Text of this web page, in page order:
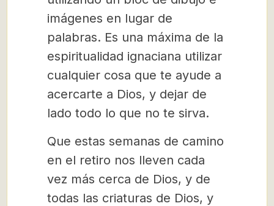
imágenes en lugar de
palabras. Es una máxima de la
espiritualidad ignaciana utilizar
cualquier cosa que te ayude a
acercarte a Dios, y dejar de
lado todo lo que no te sirva.
Que estas semanas de camino
en el retiro nos lleven cada
vez más cerca de Dios, y de
todas las criaturas de Dios, y